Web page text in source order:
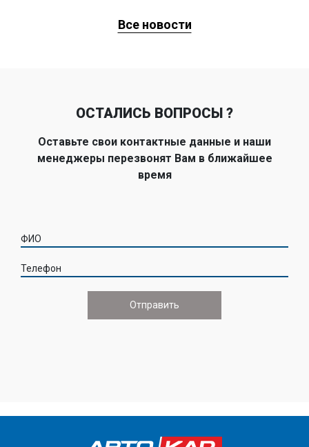
Все новости
ОСТАЛИСЬ ВОПРОСЫ ?
Оставьте свои контактные данные и наши
менеджеры перезвонят Вам в ближайшее
время
ФИО
Телефон